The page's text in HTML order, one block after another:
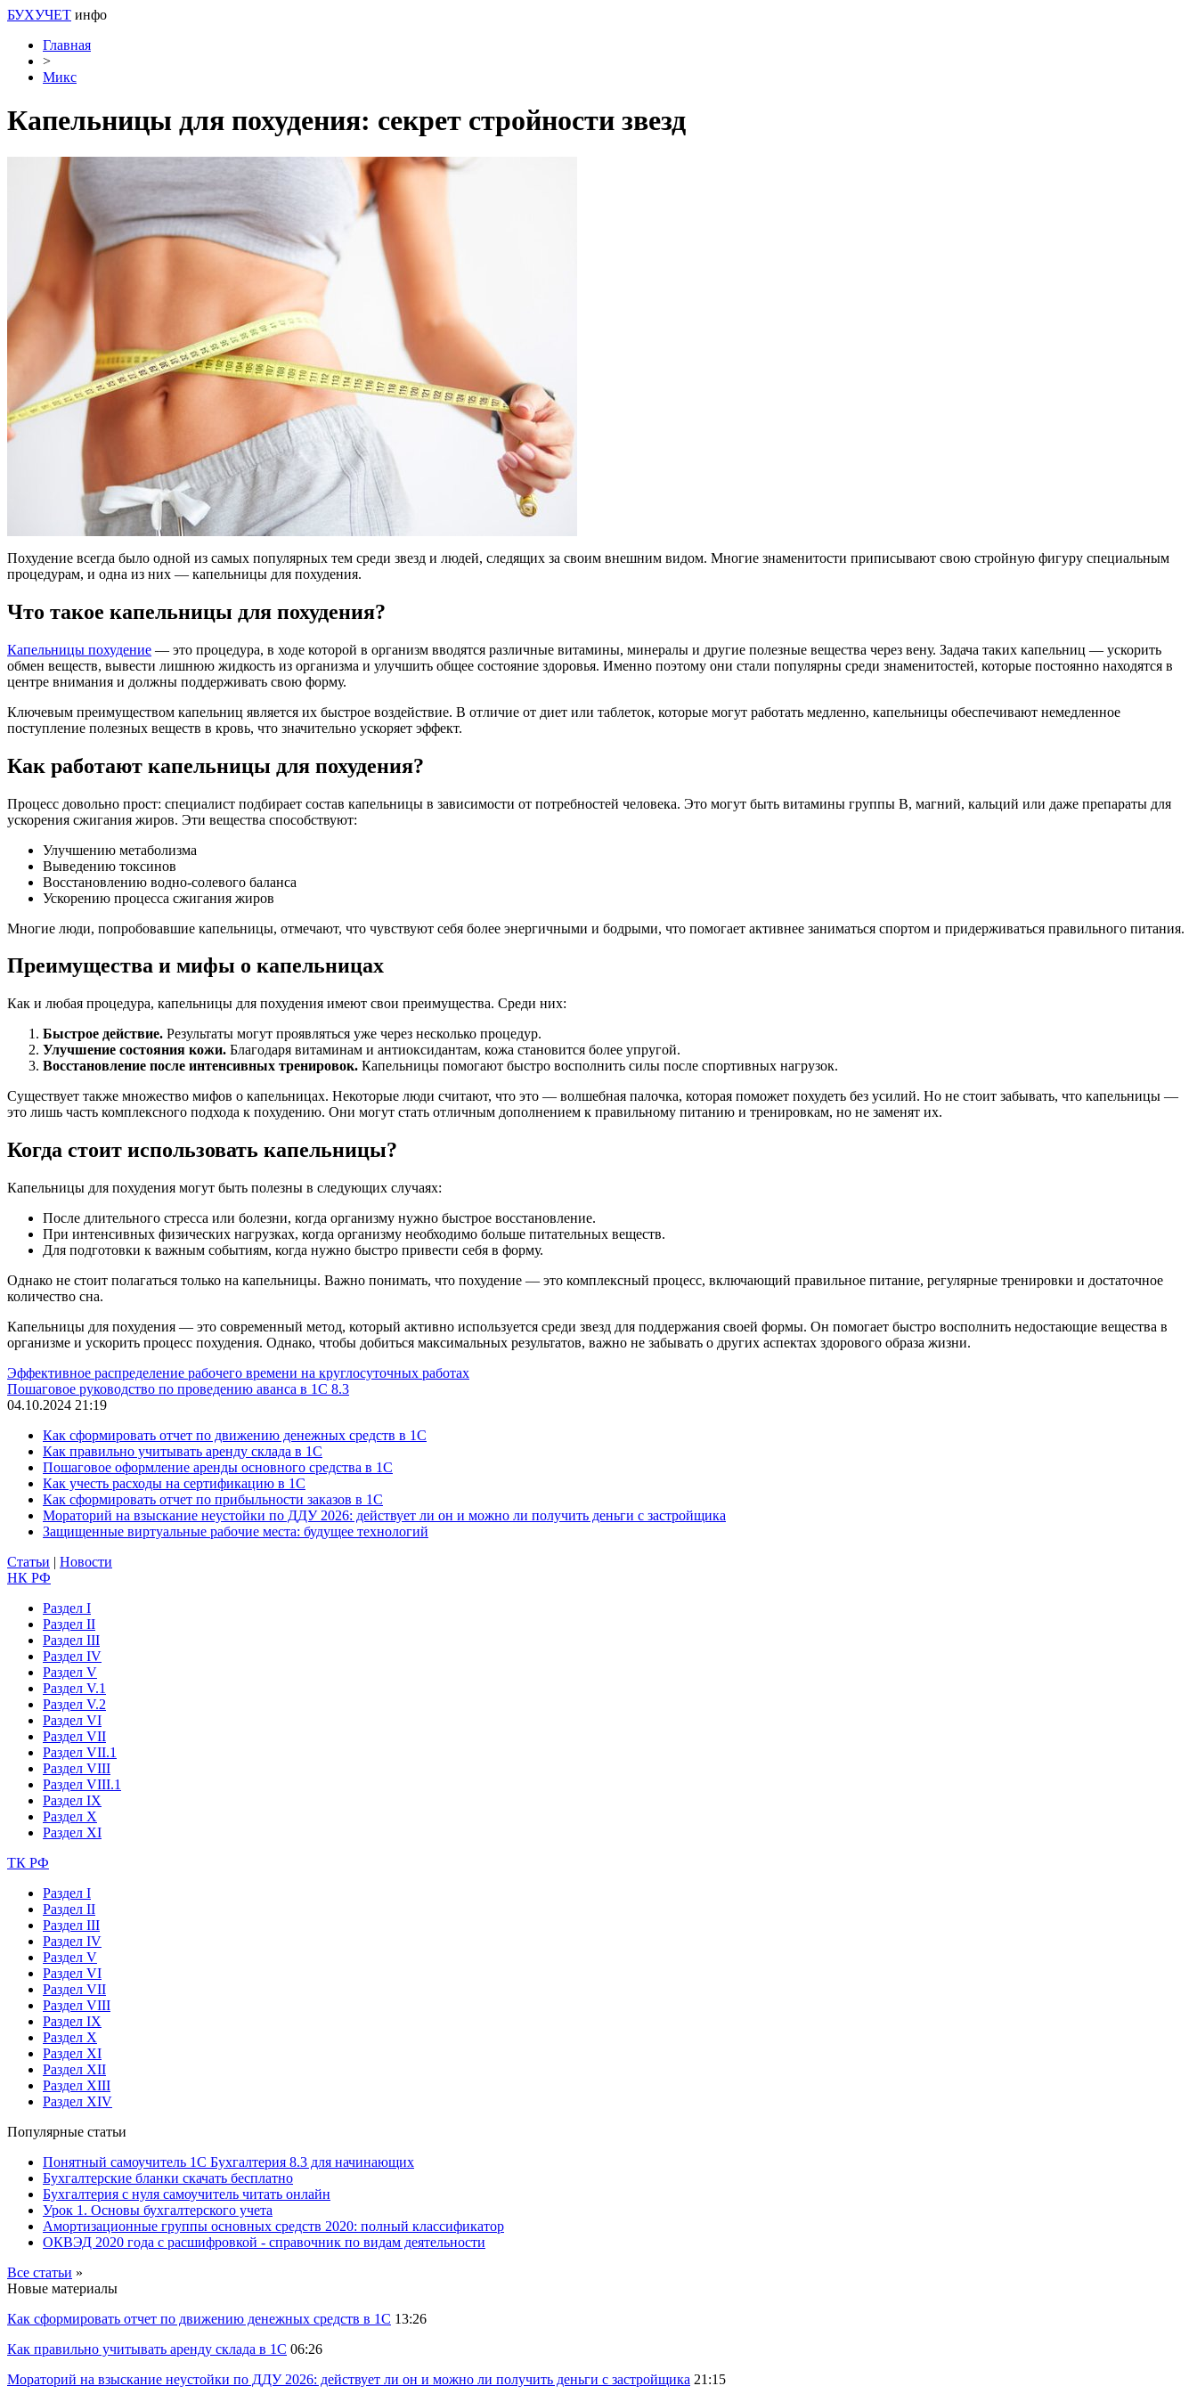
БУХУЧЕТ инфо
Главная
>
Микс
Капельницы для похудения: секрет стройности звезд
Похудение всегда было одной из самых популярных тем среди звезд и людей, следящих за своим внешним видом. Многие знаменитости приписывают свою стройную фигуру специальным
процедурам, и одна из них — капельницы для похудения.
Что такое капельницы для похудения?
Капельницы похудение — это процедура, в ходе которой в организм вводятся различные витамины, минералы и другие полезные вещества через вену. Задача таких капельниц — ускорить
обмен веществ, вывести лишнюю жидкость из организма и улучшить общее состояние здоровья. Именно поэтому они стали популярны среди знаменитостей, которые постоянно находятся в
центре внимания и должны поддерживать свою форму.
Ключевым преимуществом капельниц является их быстрое воздействие. В отличие от диет или таблеток, которые могут работать медленно, капельницы обеспечивают немедленное
поступление полезных веществ в кровь, что значительно ускоряет эффект.
Как работают капельницы для похудения?
Процесс довольно прост: специалист подбирает состав капельницы в зависимости от потребностей человека. Это могут быть витамины группы B, магний, кальций или даже препараты для
ускорения сжигания жиров. Эти вещества способствуют:
Улучшению метаболизма
Выведению токсинов
Восстановлению водно-солевого баланса
Ускорению процесса сжигания жиров
Многие люди, попробовавшие капельницы, отмечают, что чувствуют себя более энергичными и бодрыми, что помогает активнее заниматься спортом и придерживаться правильного питания.
Преимущества и мифы о капельницах
Как и любая процедура, капельницы для похудения имеют свои преимущества. Среди них:
Быстрое действие. Результаты могут проявляться уже через несколько процедур.
Улучшение состояния кожи. Благодаря витаминам и антиоксидантам, кожа становится более упругой.
Восстановление после интенсивных тренировок. Капельницы помогают быстро восполнить силы после спортивных нагрузок.
Существует также множество мифов о капельницах. Некоторые люди считают, что это — волшебная палочка, которая поможет похудеть без усилий. Но не стоит забывать, что капельницы —
это лишь часть комплексного подхода к похудению. Они могут стать отличным дополнением к правильному питанию и тренировкам, но не заменят их.
Когда стоит использовать капельницы?
Капельницы для похудения могут быть полезны в следующих случаях:
После длительного стресса или болезни, когда организму нужно быстрое восстановление.
При интенсивных физических нагрузках, когда организму необходимо больше питательных веществ.
Для подготовки к важным событиям, когда нужно быстро привести себя в форму.
Однако не стоит полагаться только на капельницы. Важно понимать, что похудение — это комплексный процесс, включающий правильное питание, регулярные тренировки и достаточное
количество сна.
Капельницы для похудения — это современный метод, который активно используется среди звезд для поддержания своей формы. Он помогает быстро восполнить недостающие вещества в
организме и ускорить процесс похудения. Однако, чтобы добиться максимальных результатов, важно не забывать о других аспектах здорового образа жизни.
Эффективное распределение рабочего времени на круглосуточных работах
Пошаговое руководство по проведению аванса в 1С 8.3
04.10.2024 21:19
Как сформировать отчет по движению денежных средств в 1С
Как правильно учитывать аренду склада в 1С
Пошаговое оформление аренды основного средства в 1С
Как учесть расходы на сертификацию в 1С
Как сформировать отчет по прибыльности заказов в 1С
Мораторий на взыскание неустойки по ДДУ 2026: действует ли он и можно ли получить деньги с застройщика
Защищенные виртуальные рабочие места: будущее технологий
Статьи | Новости
НК РФ
Раздел I
Раздел II
Раздел III
Раздел IV
Раздел V
Раздел V.1
Раздел V.2
Раздел VI
Раздел VII
Раздел VII.1
Раздел VIII
Раздел VIII.1
Раздел IX
Раздел X
Раздел XI
ТК РФ
Раздел I
Раздел II
Раздел III
Раздел IV
Раздел V
Раздел VI
Раздел VII
Раздел VIII
Раздел IX
Раздел X
Раздел XI
Раздел XII
Раздел XIII
Раздел XIV
Популярные статьи
Понятный самоучитель 1С Бухгалтерия 8.3 для начинающих
Бухгалтерские бланки скачать бесплатно
Бухгалтерия с нуля самоучитель читать онлайн
Урок 1. Основы бухгалтерского учета
Амортизационные группы основных средств 2020: полный классификатор
ОКВЭД 2020 года с расшифровкой - справочник по видам деятельности
Все статьи »
Новые материалы
Как сформировать отчет по движению денежных средств в 1С 13:26
Как правильно учитывать аренду склада в 1С 06:26
Мораторий на взыскание неустойки по ДДУ 2026: действует ли он и можно ли получить деньги с застройщика 21:15